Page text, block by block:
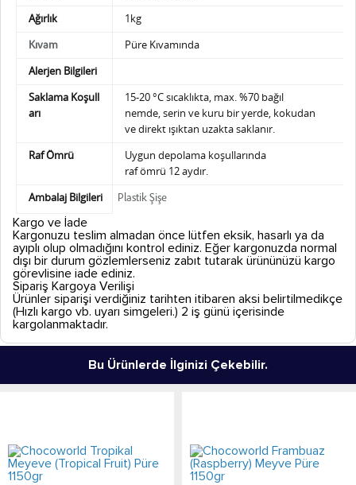
Ağırlık
1kg
Kıvam
Püre Kıvamında
Alerjen Bilgileri
Saklama Koşull
arı
15-20 °C sıcaklıkta, max. %70 bağıl
nemde, serin ve kuru bir yerde, kokudan
ve direkt ışıktan uzakta saklanır.
Raf Ömrü
Uygun depolama koşullarında
raf ömrü 12 aydır.
Ambalaj Bilgileri
Plastik Şişe
Kargo ve İade
Kargonuzu teslim almadan önce lütfen eksik, hasarlı ya da
ayıplı olup olmadığını kontrol ediniz. Eğer kargonuzda normal
dışı bir durum gözlemlerseniz zabıt tutarak ürününüzü kargo
görevlisine iade ediniz.
Sipariş Kargoya Verilişi
Ürünler siparişi verdiğiniz tarihten itibaren aksi belirtilmedikçe
(Hızlı kargo vb. uyarı simgeleri.) 2 iş günü içerisinde
kargolanmaktadır.
Bu Ürünlerde İlginizi Çekebilir.